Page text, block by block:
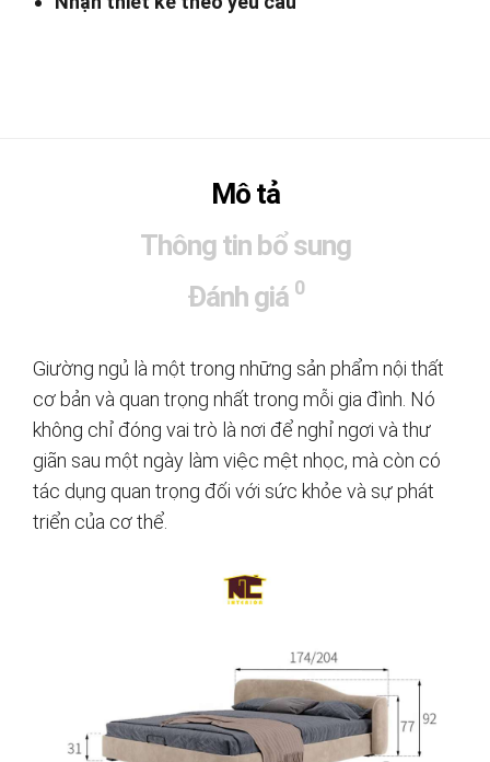
Mô tả
Thông tin bổ sung
Đánh giá 0
Giường ngủ là một trong những sản phẩm nội thất
cơ bản và quan trọng nhất trong mỗi gia đình. Nó
không chỉ đóng vai trò là nơi để nghỉ ngơi và thư
giãn sau một ngày làm việc mệt nhọc, mà còn có
tác dụng quan trọng đối với sức khỏe và sự phát
triển của cơ thể.